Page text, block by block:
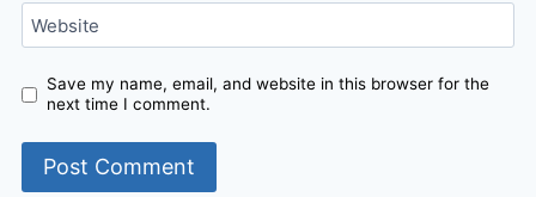
Website
Save my name, email, and website in this browser for the
next time I comment.